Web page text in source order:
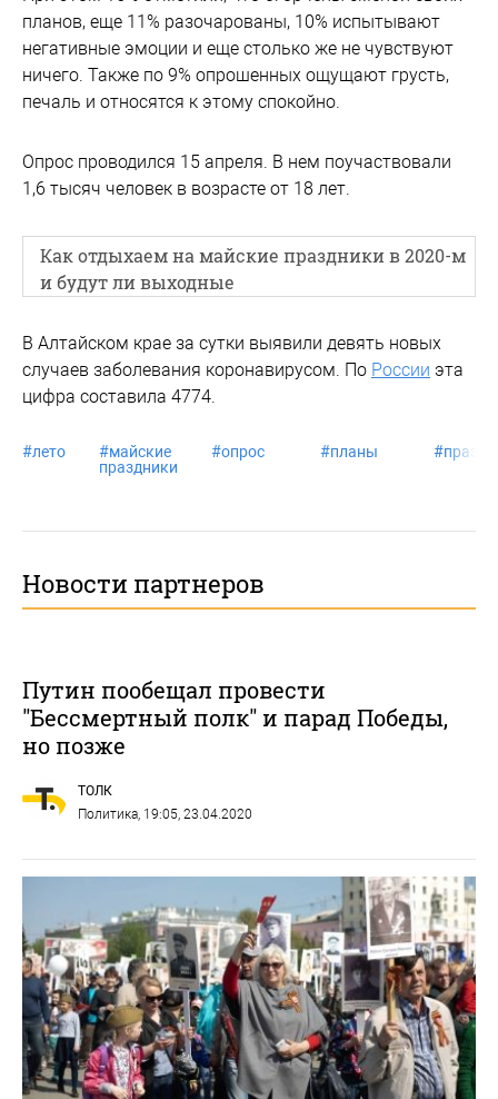
планов, еще 11% разочарованы, 10% испытывают
негативные эмоции и еще столько же не чувствуют
ничего. Также по 9% опрошенных ощущают грусть,
печаль и относятся к этому спокойно.
Опрос проводился 15 апреля. В нем поучаствовали
1,6 тысяч человек в возрасте от 18 лет.
Как отдыхаем на майские праздники в 2020-м
и будут ли выходные
В Алтайском крае за сутки выявили девять новых
случаев заболевания коронавирусом. По России эта
цифра составила 4774.
#лето #майские
праздники
#опрос #планы #
Новости партнеров
Путин пообещал провести
"Бессмертный полк" и парад Победы,
но позже
ТОЛК
Политика , 19:05, 23.04.2020